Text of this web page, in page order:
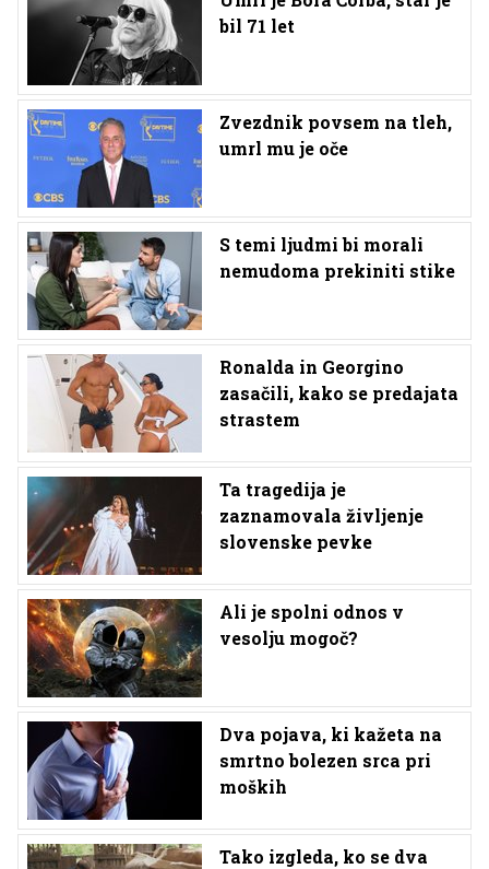
bil 71 let
Zvezdnik povsem na tleh,
umrl mu je oče
S temi ljudmi bi morali
nemudoma prekiniti stike
Ronalda in Georgino
zasačili, kako se predajata
strastem
Ta tragedija je
zaznamovala življenje
slovenske pevke
Ali je spolni odnos v
vesolju mogoč?
Dva pojava, ki kažeta na
smrtno bolezen srca pri
moških
Tako izgleda, ko se dva